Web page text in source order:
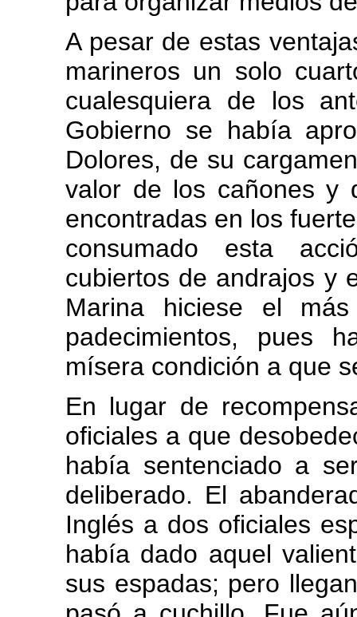
A pesar de estas
marineros un solo
cualesquiera de los
Gobierno se había
Dolores, de su
valor de los cañones y
encontradas en los
consumado esta
cubiertos de andrajos y
Marina hiciese el
padecimientos, pues
mísera condición a que
En lugar de
oficiales a que
había sentenciado a
deliberado. El
Inglés a dos oficiales
había dado aquel
sus espadas; pero